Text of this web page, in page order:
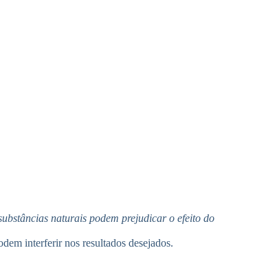
naturais podem prejudicar o efeito do
interferir nos resultados desejados.